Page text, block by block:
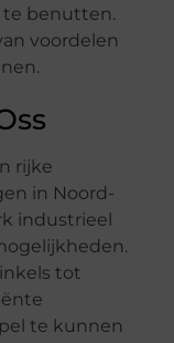
te benutten.
voordelen
rijke
in Noord-
industrieel
tot
te kunnen